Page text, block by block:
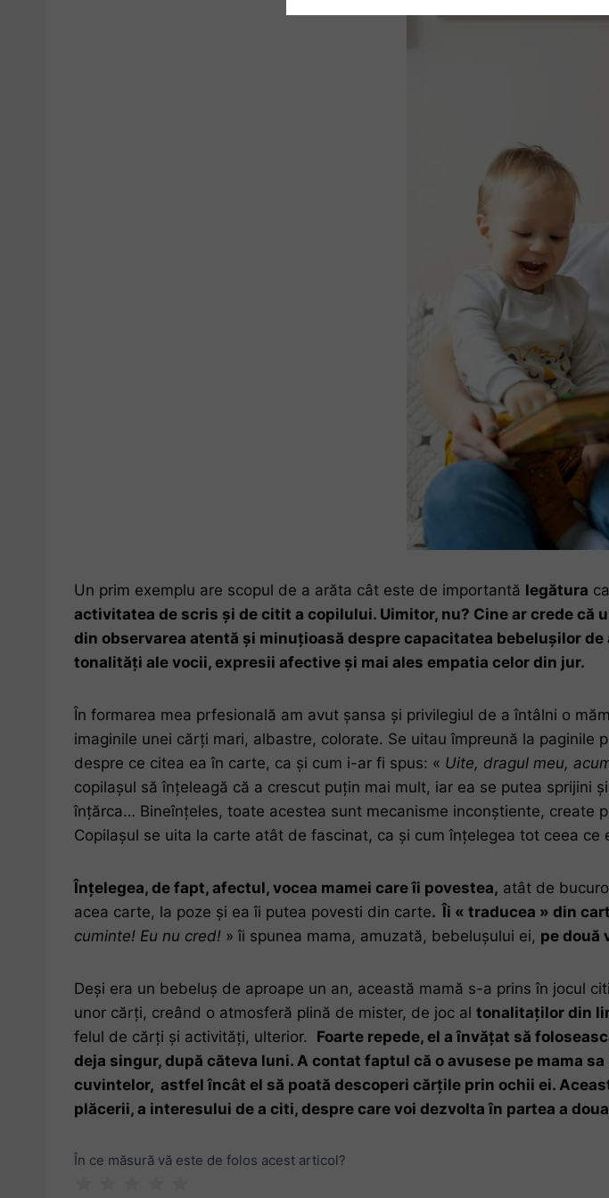
Un prim exemplu are scopul de a arăta cât este de importantă legătura
activitatea de scris și de citit a copilului. Uimitor, nu? Cine ar crede
din observarea atentă și minuțioasă despre capacitatea bebelușilor
tonalități ale vocii, expresii afective și mai ales empatia celor din jur.
În formarea mea prfesională am avut șansa și privilegiul de a întâlni o
imaginile unei cărți mari, albastre, colorate. Se uitau împreună la
despre ce citea ea în carte, ca și cum i-ar fi spus: « Uite, dragul meu,
copilașul să înțeleagă că a crescut puțin mai mult, iar ea se putea sprijini
înțărca… Bineînțeles, toate acestea sunt mecanisme inconștiente, create
Copilașul se uita la carte atât de fascinat, ca și cum înțelegea tot ceea ce
Înțelegea, de fapt, afectul, vocea mamei care îi povestea, atât de
acea carte, la poze și ea îi putea povesti din carte. Îi « traducea » din
cuminte! Eu nu cred! » îi spunea mama, amuzată, bebelușului ei, pe două
Deși era un bebeluș de aproape un an, această mamă s-a prins în jocul
unor cărți, creând o atmosferă plină de mister, de joc al tonalitaților din
felul de cărți și activități, ulterior. Foarte repede, el a învățat să
deja singur, după căteva luni. A contat faptul că o avusese pe mama sa
cuvintelor, astfel încât el să poată descoperi cărțile prin ochii ei.
plăcerii, a interesului de a citi, despre care voi dezvolta în partea a
F
În ce măsură vă este de folos acest articol?